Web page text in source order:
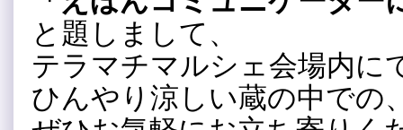
と題しまして、
テラマチマルシェ会場内に
ひんやり涼しい蔵の中での